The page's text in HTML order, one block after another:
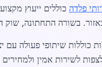
פלדה כוללים ייעוץ
בשורה התחתונה, שוק
כוללות שיתופי פעולה עם
לשירות אמין